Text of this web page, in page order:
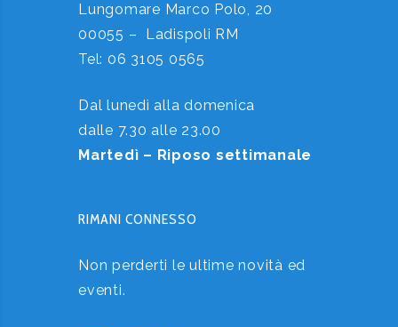
Lungomare Marco Polo, 20
00055 – Ladispoli RM
Tel: 06 3105 0565
Dal lunedì alla domenica
dalle 7.30 alle 23.00
Martedì – Riposo settimanale
RIMANI CONNESSO
Non perderti le ultime novità ed
eventi.